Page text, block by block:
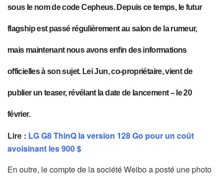
sous le nom de code Cepheus. Depuis ce temps, le futur
flagship est passé régulièrement au salon de la rumeur,
mais maintenant nous avons enfin des informations
officielles à son sujet. Lei Jun, co-propriétaire, vient de
publier un teaser, révélant la date de lancement – le 20
février.
Lire : LG G8 ThinQ la version 128 Go pour un coût
avoisinant les 900 $
En outre, le compte de la société Weibo a posté une photo